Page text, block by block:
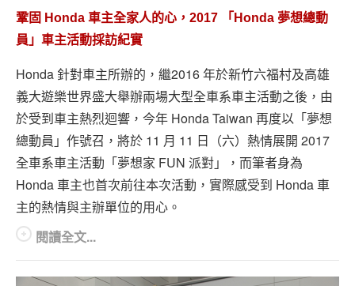
鞏固 Honda 車主全家人的心，2017 「Honda 夢想總動
員」車主活動採訪紀實
Honda 針對車主所辦的，繼2016 年於新竹六福村及高雄
義大遊樂世界盛大舉辦兩場大型全車系車主活動之後，由
於受到車主熱烈迴響，今年 Honda Taiwan 再度以「夢想
總動員」作號召，將於 11 月 11 日（六）熱情展開 2017
全車系車主活動「夢想家 FUN 派對」，而筆者身為
Honda 車主也首次前往本次活動，實際感受到 Honda 車
主的熱情與主辦單位的用心。
閱讀全文...